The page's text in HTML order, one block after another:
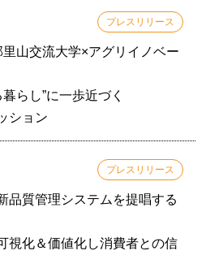
プレスリリース
里山交流大学×アグリイノベー
らし”に一歩近づく
ション
プレスリリース
品質管理システムを提唱する
視化＆価値化し消費者との信